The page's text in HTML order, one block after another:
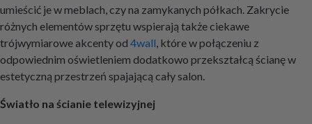
umieścić je w meblach, czy na zamykanych półkach. Zakrycie
różnych elementów sprzętu wspierają także ciekawe
trójwymiarowe akcenty od 4wall, które w połączeniu z
odpowiednim oświetleniem dodatkowo przekształcą ścianę w
estetyczną przestrzeń spajającą cały salon.
Światło na ścianie telewizyjnej